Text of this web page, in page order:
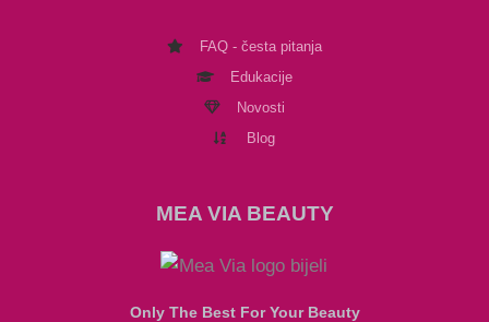
FAQ - česta pitanja
Edukacije
Novosti
Blog
MEA VIA BEAUTY
Only The Best For Your Beauty